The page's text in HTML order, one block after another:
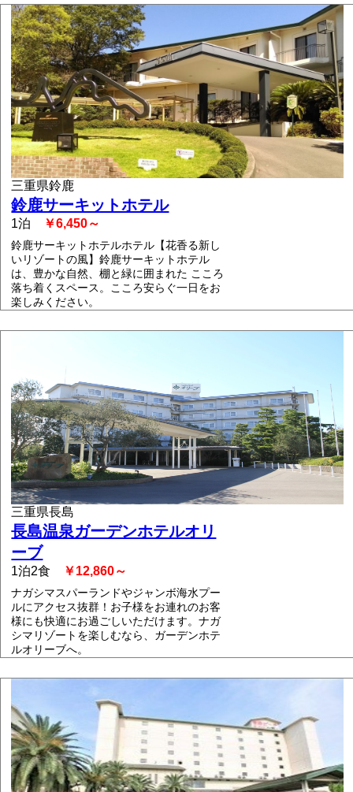
三重県鈴鹿
鈴鹿サーキットホテル
1泊 ￥6,450～
鈴鹿サーキットホテルホテル【花香る新し
いリゾートの風】鈴鹿サーキットホテル
は、豊かな自然、棚と緑に囲まれた こころ
落ち着くスペース。こころ安らぐ一日をお
楽しみください。
三重県長島
長島温泉ガーデンホテルオリ
ーブ
1泊2食 ￥12,860～
ナガシマスパーランドやジャンボ海水プー
ルにアクセス抜群！お子様をお連れのお客
様にも快適にお過ごしいただけます。ナガ
シマリゾートを楽しむなら、ガーデンホテ
ルオリーブへ。